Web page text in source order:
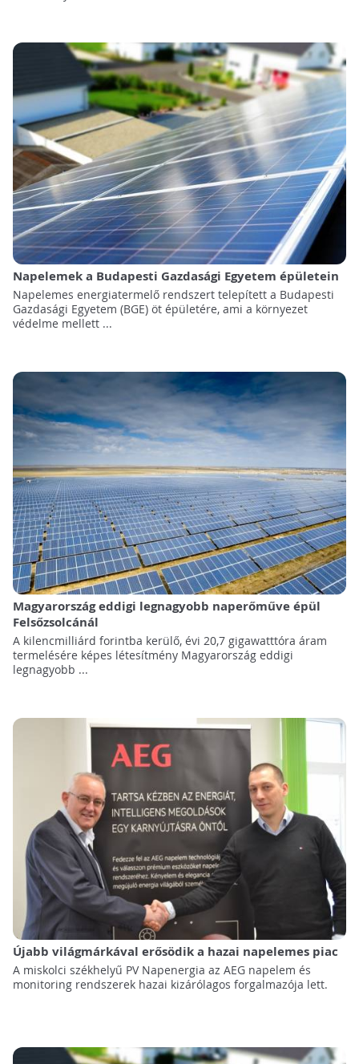
Napelemek a Budapesti Gazdasági Egyetem épületein
Napelemes energiatermelő rendszert telepített a Budapesti
Gazdasági Egyetem (BGE) öt épületére, ami a környezet
védelme mellett ...
Magyarország eddigi legnagyobb naperőműve épül
Felsőzsolcánál
A kilencmilliárd forintba kerülő, évi 20,7 gigawatttóra áram
termelésére képes létesítmény Magyarország eddigi
legnagyobb ...
Újabb világmárkával erősödik a hazai napelemes piac
A miskolci székhelyű PV Napenergia az AEG napelem és
monitoring rendszerek hazai kizárólagos forgalmazója lett.